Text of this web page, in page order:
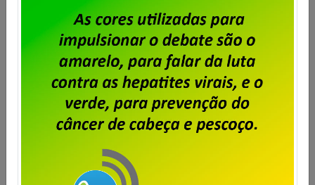
Imprensa
Em assembleia realizada ontem, 30 de julho, na sede
do Sindpd-RJ, os trabalhadores e trabalhadoras da
Dataprev aprovaram a proposta de pagamento da
PLR 2026. Foi aprovada também a cobrança de 6%
de Contribuição para Custeio Sindical sobre a PLR
2026, com desconto limitado a 240,00 e direito a